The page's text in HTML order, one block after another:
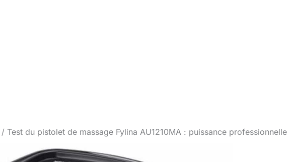
Test du pistolet de massage Fylina AU1210MA : puissance professionnelle